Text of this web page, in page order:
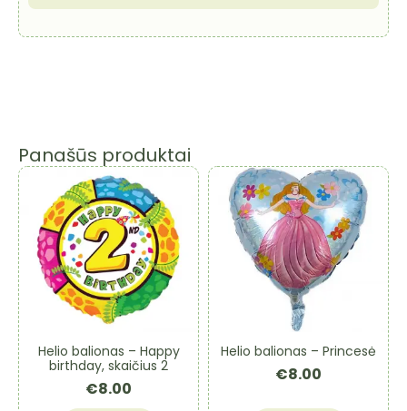
Panašūs produktai
Helio balionas – Happy
birthday, skaičius 2
€8.00
Helio balionas – Princesė
€8.00